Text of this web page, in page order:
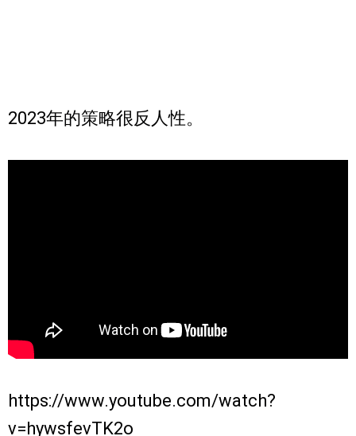
2023年的策略很反人性。
https://www.youtube.com/watch?
v=hywsfevTK2o